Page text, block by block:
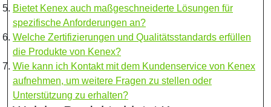
Bietet Kenex auch maßgeschneiderte Lösungen für
spezifische Anforderungen an?
Welche Zertifizierungen und Qualitätsstandards erfüllen
die Produkte von Kenex?
Wie kann ich Kontakt mit dem Kundenservice von Kenex
aufnehmen, um weitere Fragen zu stellen oder
Unterstützung zu erhalten?